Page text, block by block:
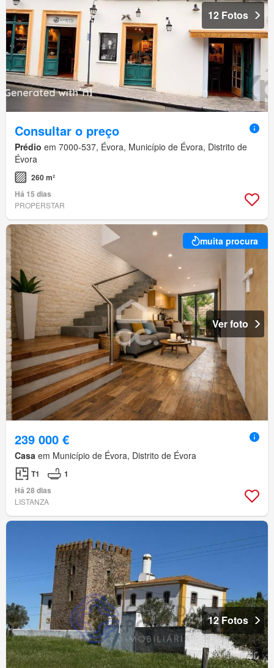
12 Fotos
Consultar o preço
Prédio em 7000-537, Évora, Município de Évora, Distrito de
Évora
260 m²
Há 15 dias
PROPERSTAR
muita procura
Ver foto
239 000 €
Casa em Município de Évora, Distrito de Évora
T1
1
Há 28 dias
LISTANZA
12 Fotos